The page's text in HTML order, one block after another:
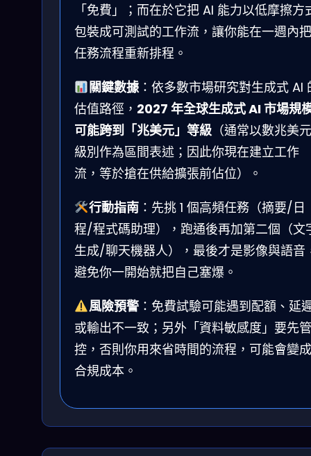
「免費」；而在於它把 AI 能力以低摩擦方
包裝成可測試的工作流，讓你能在一週內把
任務流程重新排程。
關鍵數據：依多數市場研究對生成式 AI
估值路徑， 2027 年全球生成式 AI 市場規
可能跨到「兆美元」等級 （通常以數兆美元
級別作為區間表述；因此你現在建立工作
流，等於搶在供給擴張前佔位）。
行動指南：先挑 1 個高頻任務（摘要/日
程/程式碼助理），跑通後再加第二個（文
生成/聊天機器人），最後才是影像與語音
避免你一開始就把自己塞爆。
風險預警：免費試驗可能遇到配額、延
或輸出不一致；另外「資料敏感度」要先管
控，否則你用來省時間的流程，可能會變成
合規成本。